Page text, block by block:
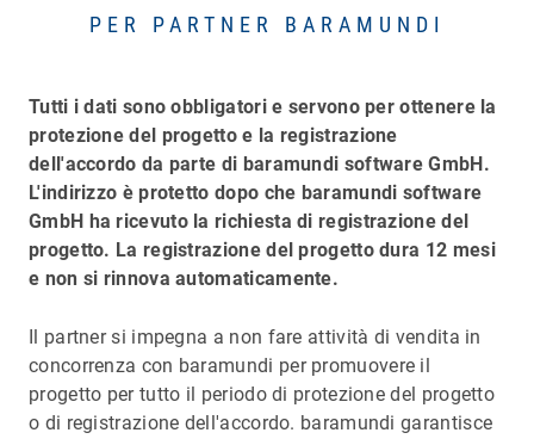
PER PARTNER BARAMUNDI
Tutti i dati sono obbligatori e servono per ottenere la
protezione del progetto e la registrazione
dell'accordo da parte di baramundi software GmbH.
L'indirizzo è protetto dopo che baramundi software
GmbH ha ricevuto la richiesta di registrazione del
progetto. La registrazione del progetto dura 12 mesi
e non si rinnova automaticamente.
Il partner si impegna a non fare attività di vendita in
concorrenza con baramundi per promuovere il
progetto per tutto il periodo di protezione del progetto
o di registrazione dell'accordo. baramundi garantisce